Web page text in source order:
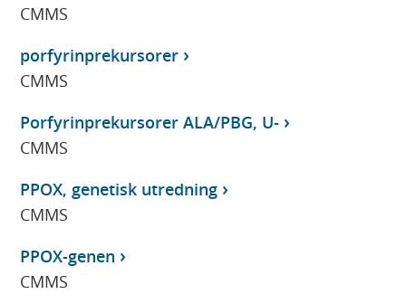
CMMS
porfyrinprekursorer
CMMS
Porfyrinprekursorer ALA/PBG, U-
CMMS
PPOX, genetisk utredning
CMMS
PPOX-genen
CMMS